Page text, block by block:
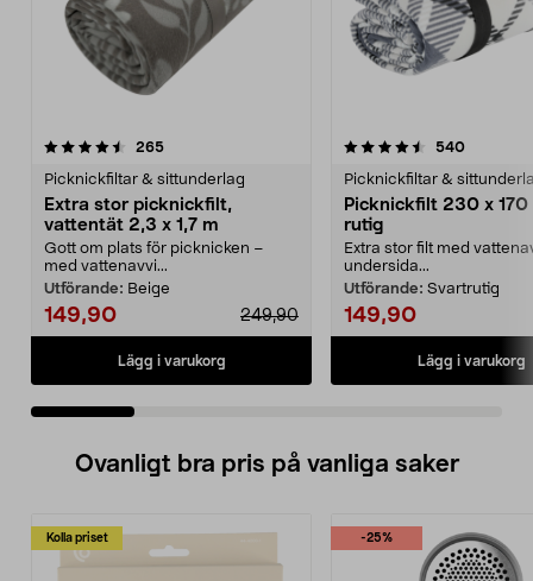
265recensioner
Picknickfiltar & sittunderlag
Extra stor picknickfilt,
vattentät 2,3 x 1,7 m
Gott om plats för picknicken –
med vattenavvi...
Utförande: Beige
149,90 249,90
Lägg i varukorg
4.5 av 5 stjärnor 540
Picknickfiltar &
Picknickfilt 230 x 170
rutig
Extra stor filt med
undersida...
Utförande: Svartrutig
149,90
Lägg i varukorg
4.5 av 5 stjärnor
Ovanligt bra pris på vanliga saker
Kolla priset -25%